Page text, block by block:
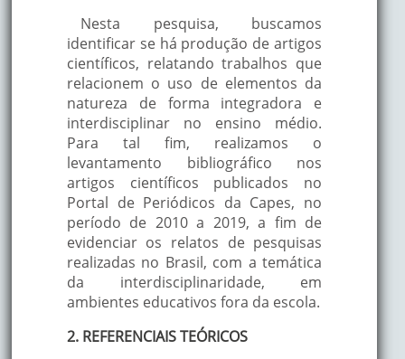
Nesta pesquisa, buscamos
identificar se há produção de artigos
científicos, relatando trabalhos que
relacionem o uso de elementos da
natureza de forma integradora e
interdisciplinar no ensino médio.
Para tal fim, realizamos o
levantamento bibliográfico nos
artigos científicos publicados no
Portal de Periódicos da Capes, no
período de 2010 a 2019, a fim de
evidenciar os relatos de pesquisas
realizadas no Brasil, com a temática
da interdisciplinaridade, em
ambientes educativos fora da escola.
2. REFERENCIAIS TEÓRICOS